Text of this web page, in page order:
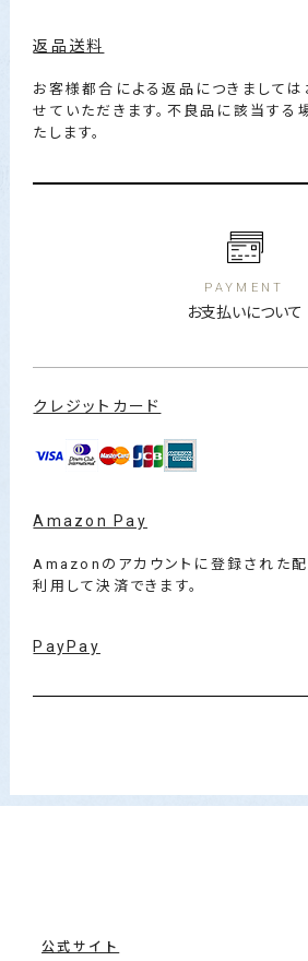
返品送料
お客様都合による返品につきまして
せていただきます。不良品に該当する
たします。
PAYMENT
お支払いについて
クレジットカード
Amazon Pay
Amazonのアカウントに登録された
利用して決済できます。
PayPay
公式サイト